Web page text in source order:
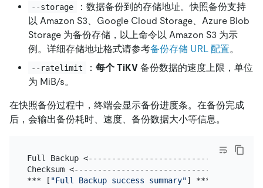
--storage
：数据备份到的存储地址。快照备份支持
以 Amazon S3、Google Cloud Storage、Azure Blob
Storage 为备份存储，以上命令以 Amazon S3 为示
例。详细存储地址格式请参考备份存储 URL 配置。
--ratelimit ： 每个 TiKV备份数据的速度上限，单位
为 MiB/s。
在快照备份过程中，终端会显示备份进度条。在备份完成
后，会输出备份耗时、速度、备份数据大小等信息。
Full Backup
Checksum
*** [ "Full Backup success summary"